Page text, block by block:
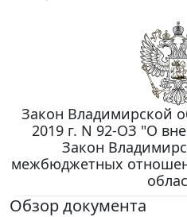
Закон Владимирской
2019 г. N 92-ОЗ "О
Закон
межбюджетных
Обзор документа